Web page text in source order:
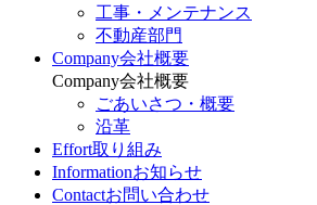
工事・メンテナンス
不動産部門
Company会社概要
Company会社概要
ごあいさつ・概要
沿革
Effort取り組み
Informationお知らせ
Contactお問い合わせ